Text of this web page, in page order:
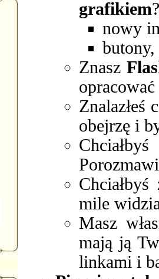
grafikiem
nowy
Znasz
Znalazłeś
obejrzę i
mile
Masz
mają ją
linkami i